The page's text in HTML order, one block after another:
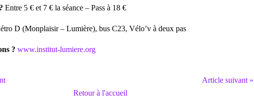
Entre 5 € et 7 € la séance – Pass à 18 €
D (Monplaisir – Lumière), bus C23, Vélo’v à deux pas
? www.institut-lumiere.org
Article suivant »
Retour à l'accueil